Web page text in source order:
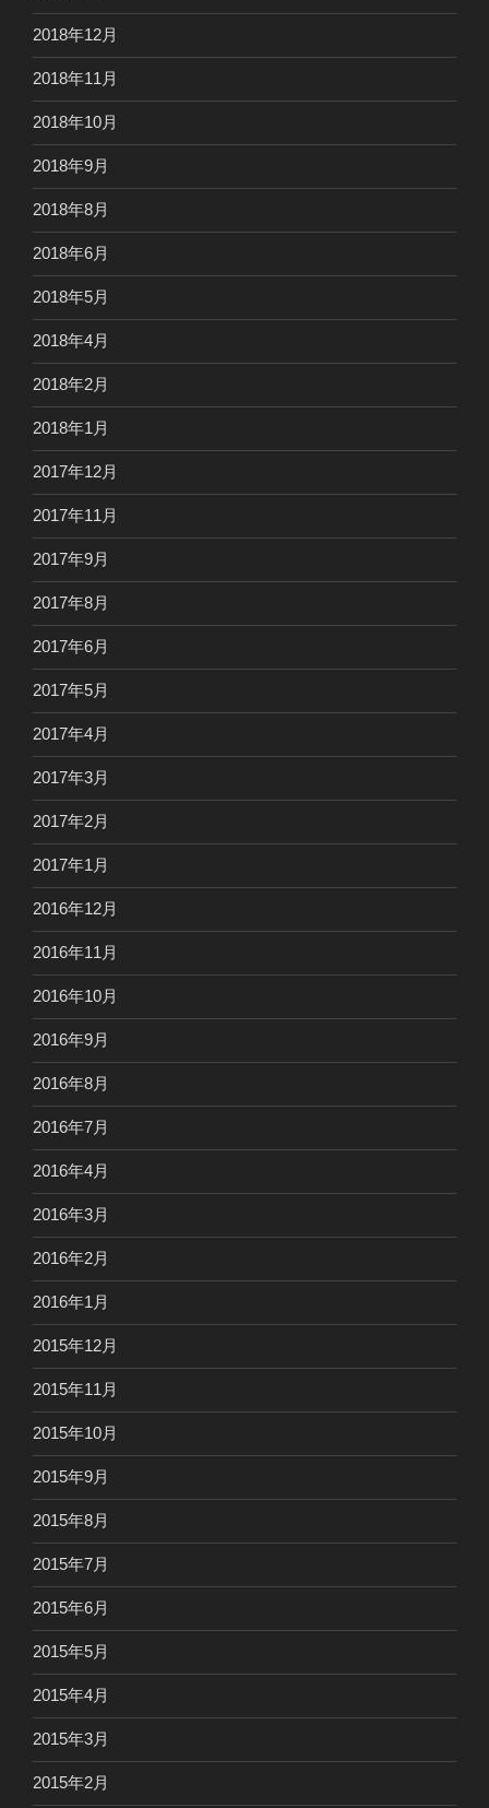
2018年12月
2018年11月
2018年10月
2018年9月
2018年8月
2018年6月
2018年5月
2018年4月
2018年2月
2018年1月
2017年12月
2017年11月
2017年9月
2017年8月
2017年6月
2017年5月
2017年4月
2017年3月
2017年2月
2017年1月
2016年12月
2016年11月
2016年10月
2016年9月
2016年8月
2016年7月
2016年4月
2016年3月
2016年2月
2016年1月
2015年12月
2015年11月
2015年10月
2015年9月
2015年8月
2015年7月
2015年6月
2015年5月
2015年4月
2015年3月
2015年2月